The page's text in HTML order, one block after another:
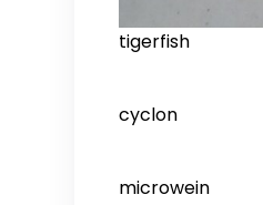
tigerfish
cyclon
microwein